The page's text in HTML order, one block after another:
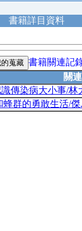
書籍詳目資料
書籍關連記
關
傳染病大小事/林
群的勇敢生活/傑